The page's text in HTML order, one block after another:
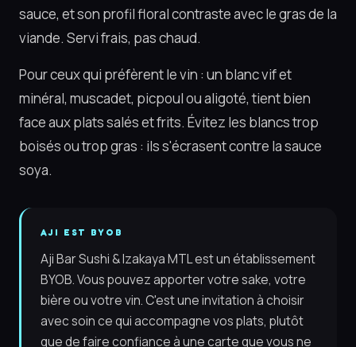
sauce, et son profil floral contraste avec le gras de la
viande. Servi frais, pas chaud.
Pour ceux qui préfèrent le vin : un blanc vif et
minéral, muscadet, picpoul ou aligoté, tient bien
face aux plats salés et frits. Évitez les blancs trop
boisés ou trop gras : ils s'écrasent contre la sauce
soya.
AJI EST BYOB
Aji Bar Sushi & Izakaya MTL est un établissement
BYOB. Vous pouvez apporter votre sake, votre
bière ou votre vin. C'est une invitation à choisir
avec soin ce qui accompagne vos plats, plutôt
que de faire confiance à une carte que vous ne